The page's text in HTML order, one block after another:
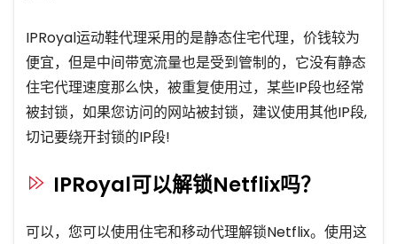
IPRoyal运动鞋代理采用的是静态住宅代理，价钱较为
便宜，但是中间带宽流量也是受到管制的，它没有静态
住宅代理速度那么快，被重复使用过，某些IP段也经常
被封锁，如果您访问的网站被封锁，建议使用其他IP段,
切记要绕开封锁的IP段!
IPRoyal可以解锁Netflix吗？
可以，您可以使用住宅和移动代理解锁Netflix。使用这